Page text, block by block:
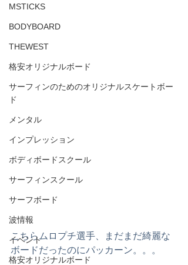
MSTICKS
BODYBOARD
THEWEST
格安オリジナルボード
サーフィンのためのオリジナルスケートボー
ド
メンタル
インプレッション
ボディボードスクール
サーフィンスクール
サーフボード
波情報
イベント
格安オリジナルボード
こちらムロプチ選手、まだまだ綺麗な
ボードだったのにパッカーン。。。